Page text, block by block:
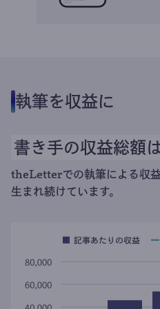
執筆を収益に
書き手の収益総額
theLetterでの執筆による収
生まれ続けています。